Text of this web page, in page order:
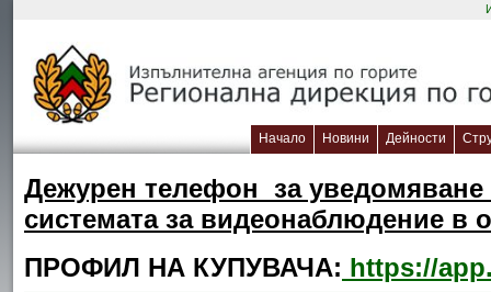
Начало Новини Дейности
Дежурен телефон за
системата за видеонаблюдение в
ПРОФИЛ НА КУПУВАЧА: https://